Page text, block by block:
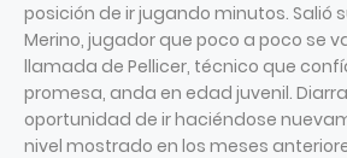
posición de ir jugando minutos. Salió
Merino, jugador que poco a poco se
llamada de Pellicer, técnico que
promesa, anda en edad juvenil.
oportunidad de ir haciéndose
nivel mostrado en los meses